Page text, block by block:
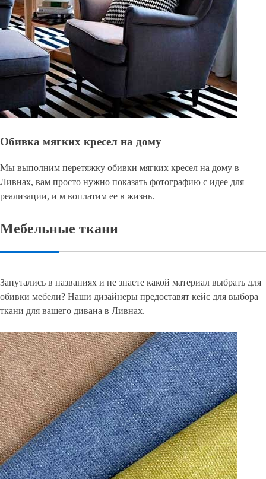
Обивка мягких кресел на дому
Мы выполним перетяжку обивки мягких кресел на дому в
Ливнах, вам просто нужно показать фотографию с идее для
реализации, и м воплатим ее в жизнь.
Мебельные ткани
Запутались в названиях и не знаете какой материал выбрать для
обивки мебели? Наши дизайнеры предоставят кейс для выбора
ткани для вашего дивана в Ливнах.